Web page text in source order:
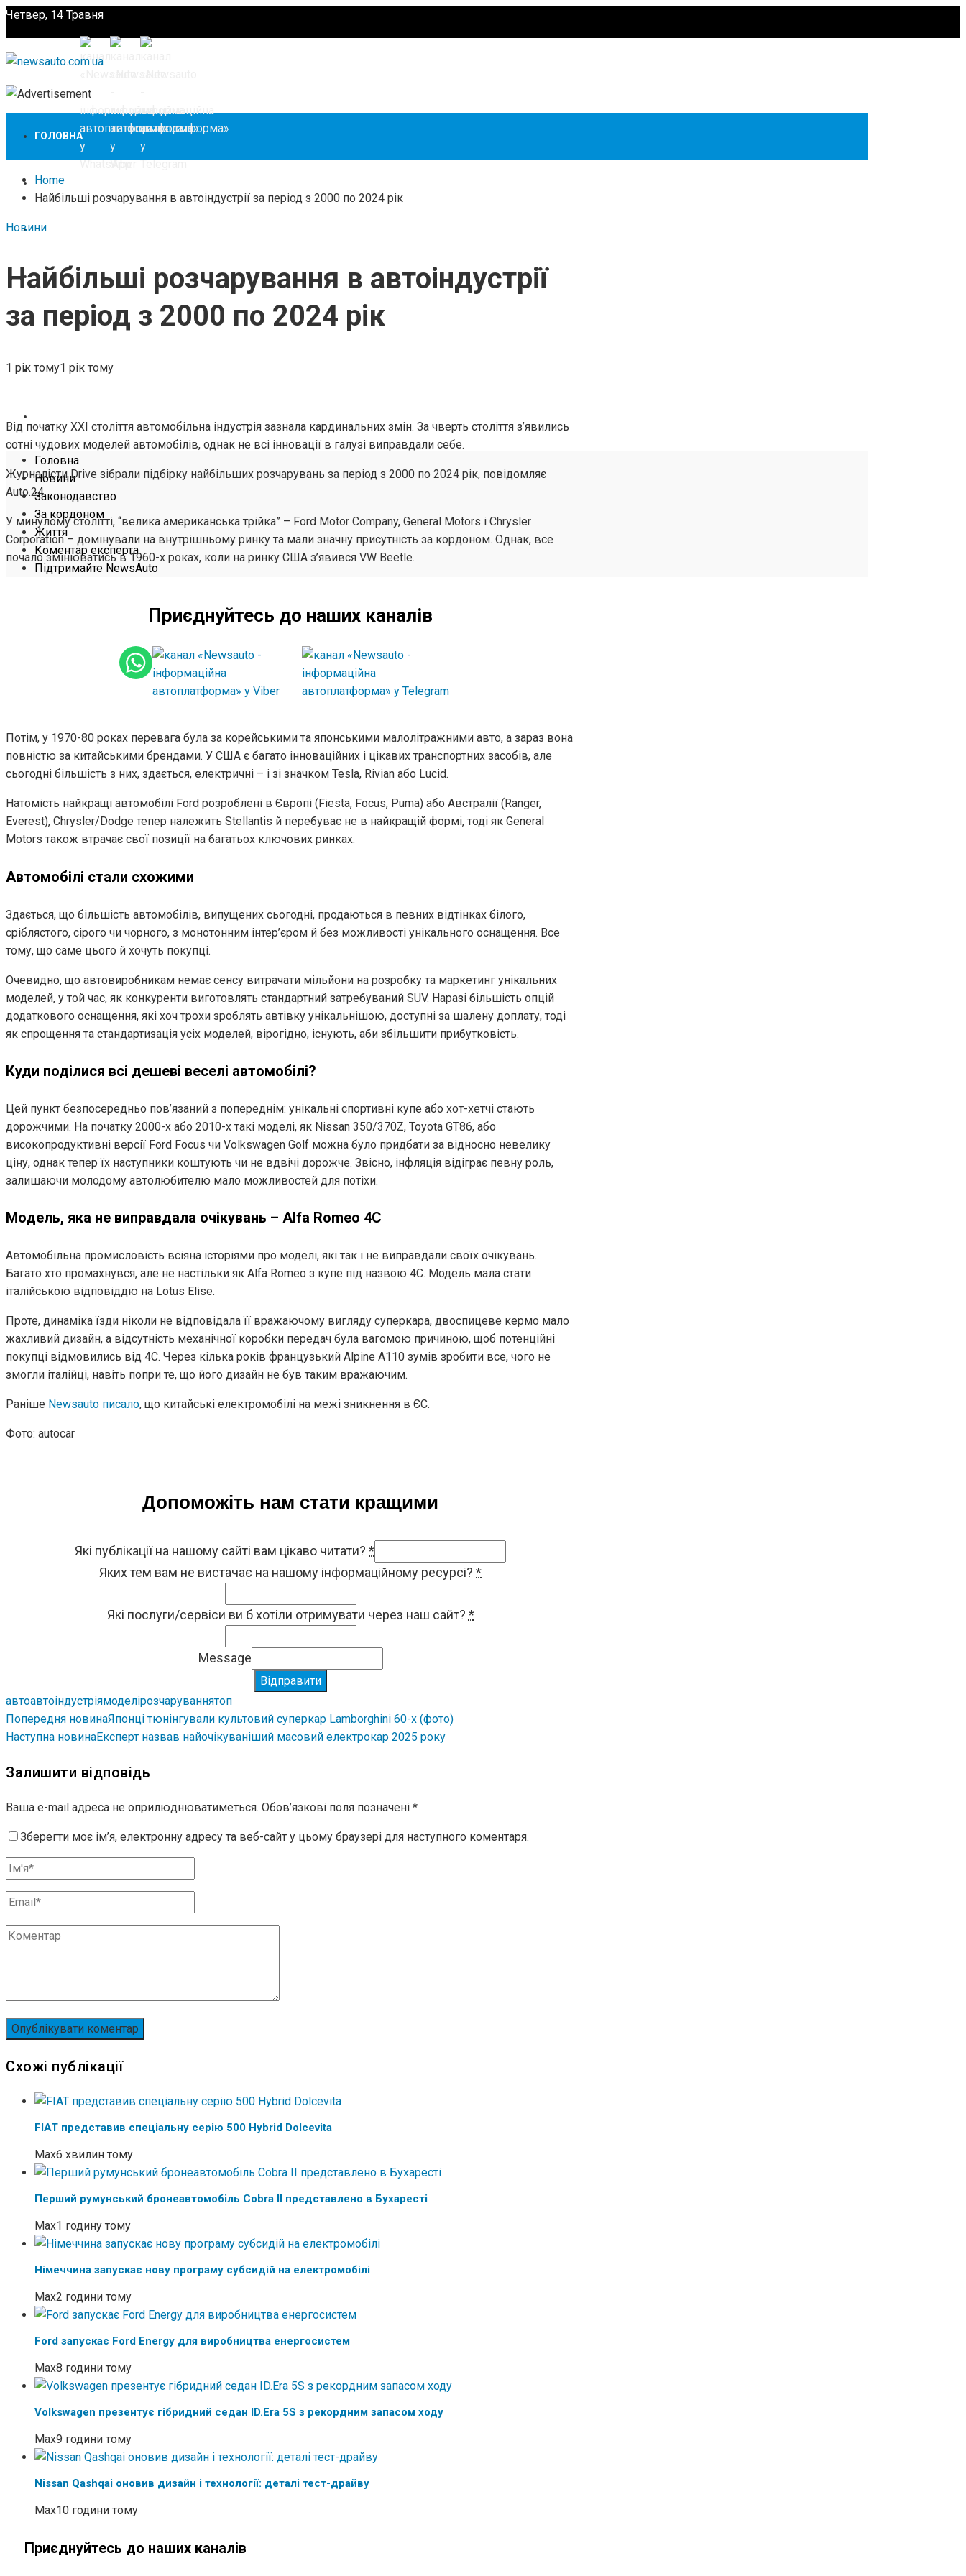
Четвер, 14 Травня
ГОЛОВНА
НОВИНИ
ЗАКОНОДАВСТВО
ЗА КОРДОНОМ
ЖИТТЯ
КОМЕНТАР ЕКСПЕРТА
Головна
Новини
Законодавство
За кордоном
Життя
Коментар експерта
Підтримайте NewsAuto
Home
Найбільші розчарування в автоіндустрії за період з 2000 по 2024 рік
Новини
Найбільші розчарування в автоіндустрії
за період з 2000 по 2024 рік
1 рік тому1 рік тому
Від початку XXI століття автомобільна індустрія зазнала кардинальних змін. За чверть століття з’явились
сотні чудових моделей автомобілів, однак не всі інновації в галузі виправдали себе.
Журналісти Drive зібрали підбірку найбільших розчарувань за період з 2000 по 2024 рік, повідомляє
Аuto.24.
У минулому столітті, “велика американська трійка” – Ford Motor Company, General Motors і Chrysler
Corporation – домінували на внутрішньому ринку та мали значну присутність за кордоном. Однак, все
почало змінюватись в 1960-х роках, коли на ринку США з’явився VW Beetle.
Приєднуйтесь до наших каналів
Потім, у 1970-80 роках перевага була за корейськими та японськими малолітражними авто, а зараз вона
повністю за китайськими брендами. У США є багато інноваційних і цікавих транспортних засобів, але
сьогодні більшість з них, здається, електричні – і зі значком Tesla, Rivian або Lucid.
Натомість найкращі автомобілі Ford розроблені в Європі (Fiesta, Focus, Puma) або Австралії (Ranger,
Everest), Chrysler/Dodge тепер належить Stellantis й перебуває не в найкращій формі, тоді як General
Motors також втрачає свої позиції на багатьох ключових ринках.
Автомобілі стали схожими
Здається, що більшість автомобілів, випущених сьогодні, продаються в певних відтінках білого,
сріблястого, сірого чи чорного, з монотонним інтер’єром й без можливості унікального оснащення. Все
тому, що саме цього й хочуть покупці.
Очевидно, що автовиробникам немає сенсу витрачати мільйони на розробку та маркетинг унікальних
моделей, у той час, як конкуренти виготовлять стандартний затребуваний SUV. Наразі більшість опцій
додаткового оснащення, які хоч трохи зроблять автівку унікальнішою, доступні за шалену доплату, тоді
як спрощення та стандартизація усіх моделей, вірогідно, існують, аби збільшити прибутковість.
Куди поділися всі дешеві веселі автомобілі?
Цей пункт безпосередньо пов’язаний з попереднім: унікальні спортивні купе або хот-хетчі стають
дорожчими. На початку 2000-х або 2010-х такі моделі, як Nissan 350/370Z, Toyota GT86, або
високопродуктивні версії Ford Focus чи Volkswagen Golf можна було придбати за відносно невелику
ціну, однак тепер їх наступники коштують чи не вдвічі дорожче. Звісно, інфляція відіграє певну роль,
залишаючи молодому автолюбителю мало можливостей для потіхи.
Модель, яка не виправдала очікувань – Alfa Romeo 4C
Автомобільна промисловість всіяна історіями про моделі, які так і не виправдали своїх очікувань.
Багато хто промахнувся, але не настільки як Alfa Romeo з купе під назвою 4C. Модель мала стати
італійською відповіддю на Lotus Elise.
Проте, динаміка їзди ніколи не відповідала її вражаючому вигляду суперкара, двоспицеве кермо мало
жахливий дизайн, а відсутність механічної коробки передач була вагомою причиною, щоб потенційні
покупці відмовились від 4C. Через кілька років французький Alpine A110 зумів зробити все, чого не
змогли італійці, навіть попри те, що його дизайн не був таким вражаючим.
Раніше Newsauto писало, що китайські електромобілі на межі зникнення в ЄС.
Фото: autocar
Допоможіть нам стати кращими
Які публікації на нашому сайті вам цікаво читати? *
Яких тем вам не вистачає на нашому інформаційному ресурсі? *
Які послуги/сервіси ви б хотіли отримувати через наш сайт? *
Message
Відправити
автоавтоіндустріямоделірозчаруваннятоп
Попередня новинаЯпонці тюнінгували культовий суперкар Lamborghini 60-х (фото)
Наступна новинаЕксперт назвав найочікуваніший масовий електрокар 2025 року
Залишити відповідь
Ваша e-mail адреса не оприлюднюватиметься. Обов’язкові поля позначені *
Зберегти моє ім’я, електронну адресу та веб-сайт у цьому браузері для наступного коментаря.
Схожі публікації
FIAT представив спеціальну серію 500 Hybrid Dolcevita
Max6 хвилин тому
Перший румунський бронеавтомобіль Cobra II представлено в Бухаресті
Max1 годину тому
Німеччина запускає нову програму субсидій на електромобілі
Max2 години тому
Ford запускає Ford Energy для виробництва енергосистем
Max8 години тому
Volkswagen презентує гібридний седан ID.Era 5S з рекордним запасом ходу
Max9 години тому
Nissan Qashqai оновив дизайн і технології: деталі тест-драйву
Max10 години тому
Приєднуйтесь до наших каналів